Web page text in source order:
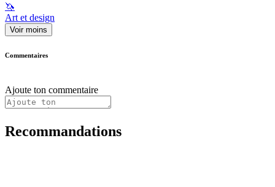
🦄
Art et design
Voir moins
Commentaires
Ajoute ton commentaire
Recommandations